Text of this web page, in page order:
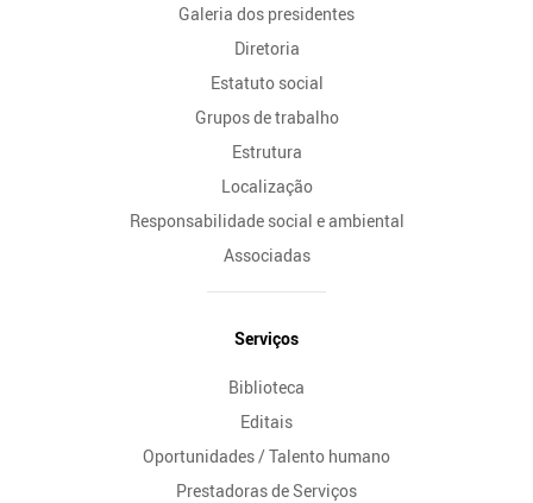
Galeria dos presidentes
Diretoria
Estatuto social
Grupos de trabalho
Estrutura
Localização
Responsabilidade social e ambiental
Associadas
Serviços
Biblioteca
Editais
Oportunidades / Talento humano
Prestadoras de Serviços